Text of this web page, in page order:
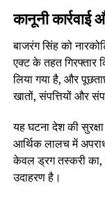
कानूनी
बाजरंग सिंह को
एक्ट के तहत
लिया गया है, और
खातों, संपत्तियों और
यह घटना देश की
आर्थिक लालच में
केवल ड्रग तस्करी
उदाहरण है।